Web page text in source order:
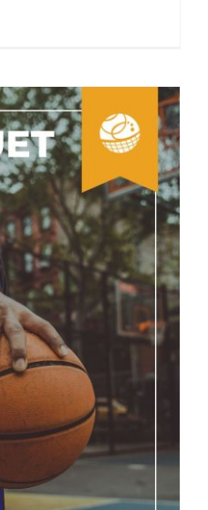
Después del